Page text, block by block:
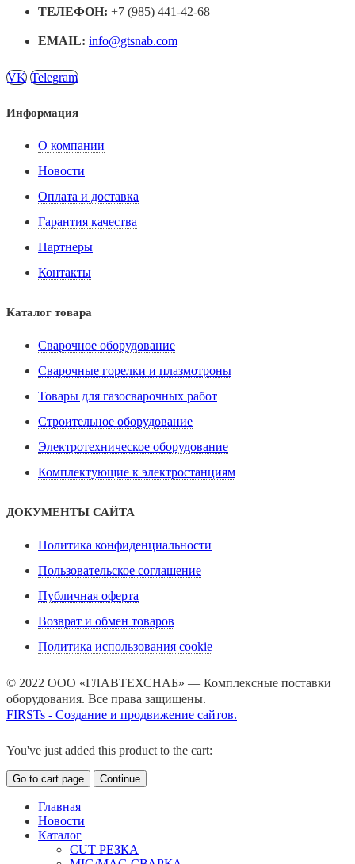
ТЕЛЕФОН: +7 (985) 441-42-68
EMAIL: info@gtsnab.com
VK Telegram
Информация
О компании
Новости
Оплата и доставка
Гарантия качества
Партнеры
Контакты
Каталог товара
Сварочное оборудование
Сварочные горелки и плазмотроны
Товары для газосварочных работ
Строительное оборудование
Электротехническое оборудование
Комплектующие к электростанциям
ДОКУМЕНТЫ САЙТА
Политика конфиденциальности
Пользовательское соглашение
Публичная оферта
Возврат и обмен товаров
Политика использования cookie
© 2022 ООО «ГЛАВТЕХСНАБ» — Комплексные поставки
оборудования. Все права защищены.
FIRSTs - Создание и продвижение сайтов.
You've just added this product to the cart:
Go to cart page Continue
Главная
Новости
Каталог
CUT РЕЗКА